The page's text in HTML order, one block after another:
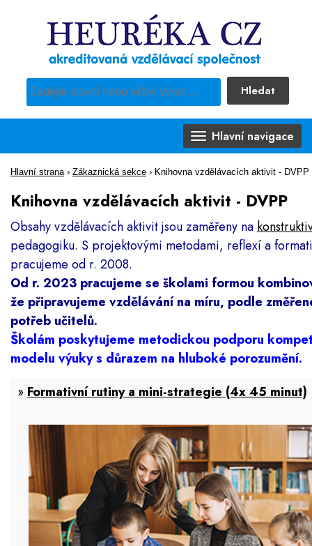
Hledat
Pro vyhledávání obsahu webu použijte předdefinovaný výběr
Hlavní navigace
Hlavní strana › Zákaznická sekce › Knihovna vzdělávacích aktivit - DVPP
Knihovna vzdělávacích aktivit - DVPP
Obsahy vzdělávacích aktivit jsou zaměřeny na
pedagogiku. S projektovými metodami, reflexí a
pracujeme od r. 2008.
Od r. 2023 pracujeme se školami formou
že připravujeme vzdělávání na míru, podle
potřeb učitelů.
Školám poskytujeme metodickou podporu
modelu výuky s důrazem na hluboké porozumění.
» Formativní rutiny a mini-strategie (4x 45 minut)